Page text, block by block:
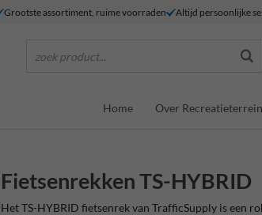
Grootste assortiment, ruime voorraden Altijd persoonlijke
zoek product...
Home Over
Fietsenrekken TS-HYBRID
Het TS-HYBRID fietsenrek van TrafficSupply is een